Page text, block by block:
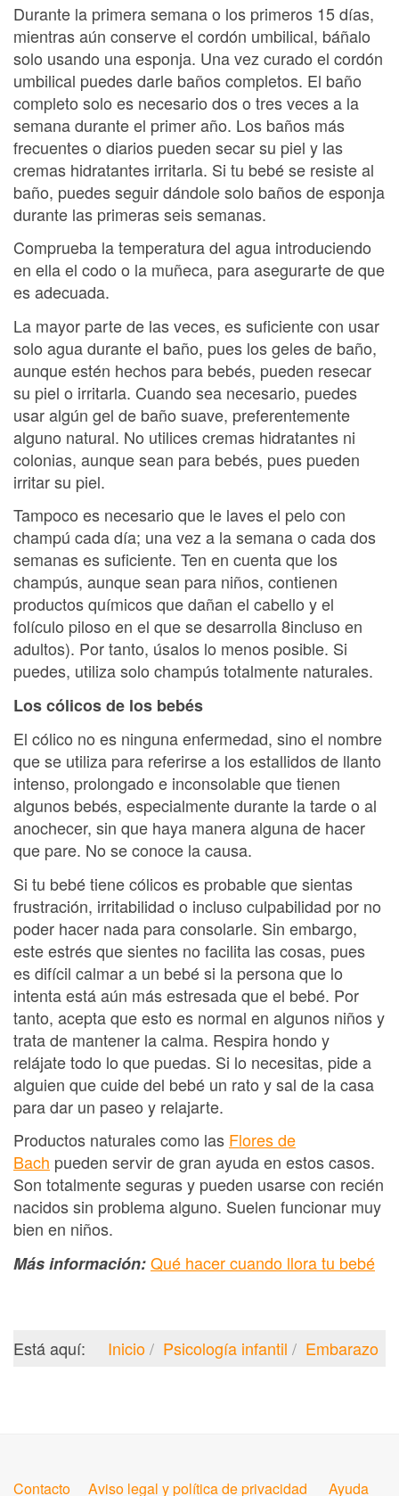
Durante la primera semana o los primeros 15 días,
mientras aún conserve el cordón umbilical, báñalo
solo usando una esponja. Una vez curado el cordón
umbilical puedes darle baños completos. El baño
completo solo es necesario dos o tres veces a la
semana durante el primer año. Los baños más
frecuentes o diarios pueden secar su piel y las
cremas hidratantes irritarla. Si tu bebé se resiste al
baño, puedes seguir dándole solo baños de esponja
durante las primeras seis semanas.
Comprueba la temperatura del agua introduciendo
en ella el codo o la muñeca, para asegurarte de que
es adecuada.
La mayor parte de las veces, es suficiente con usar
solo agua durante el baño, pues los geles de baño,
aunque estén hechos para bebés, pueden resecar
su piel o irritarla. Cuando sea necesario, puedes
usar algún gel de baño suave, preferentemente
alguno natural. No utilices cremas hidratantes ni
colonias, aunque sean para bebés, pues pueden
irritar su piel.
Tampoco es necesario que le laves el pelo con
champú cada día; una vez a la semana o cada dos
semanas es suficiente. Ten en cuenta que los
champús, aunque sean para niños, contienen
productos químicos que dañan el cabello y el
folículo piloso en el que se desarrolla 8incluso en
adultos). Por tanto, úsalos lo menos posible. Si
puedes, utiliza solo champús totalmente naturales.
Los cólicos de los bebés
El cólico no es ninguna enfermedad, sino el nombre
que se utiliza para referirse a los estallidos de llanto
intenso, prolongado e inconsolable que tienen
algunos bebés, especialmente durante la tarde o al
anochecer, sin que haya manera alguna de hacer
que pare. No se conoce la causa.
Si tu bebé tiene cólicos es probable que sientas
frustración, irritabilidad o incluso culpabilidad por no
poder hacer nada para consolarle. Sin embargo,
este estrés que sientes no facilita las cosas, pues
es difícil calmar a un bebé si la persona que lo
intenta está aún más estresada que el bebé. Por
tanto, acepta que esto es normal en algunos niños y
trata de mantener la calma. Respira hondo y
relájate todo lo que puedas. Si lo necesitas, pide a
alguien que cuide del bebé un rato y sal de la casa
para dar un paseo y relajarte.
Productos naturales como las Flores de
Bach pueden servir de gran ayuda en estos casos.
Son totalmente seguras y pueden usarse con recién
nacidos sin problema alguno. Suelen funcionar muy
bien en niños.
Más información:Qué hacer cuando llora tu bebé
Está aquí: Inicio Psicología infantil Embarazo
Contacto Aviso legal y política de privacidad Ayuda